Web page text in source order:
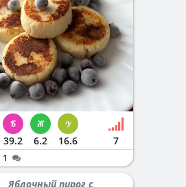
39.2 6.2 16.6 7
1
Яблочный пирог с